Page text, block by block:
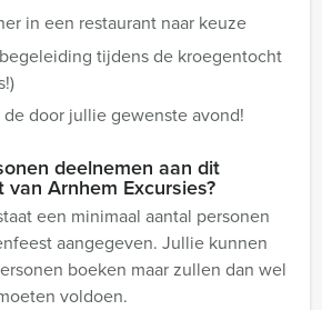
in een restaurant naar keuze
tijdens de kroegentocht
door jullie gewenste avond!
deelnemen aan dit
Arnhem Excursies?
een minimaal aantal personen
aangegeven. Jullie kunnen
boeken maar zullen dan wel
voldoen.